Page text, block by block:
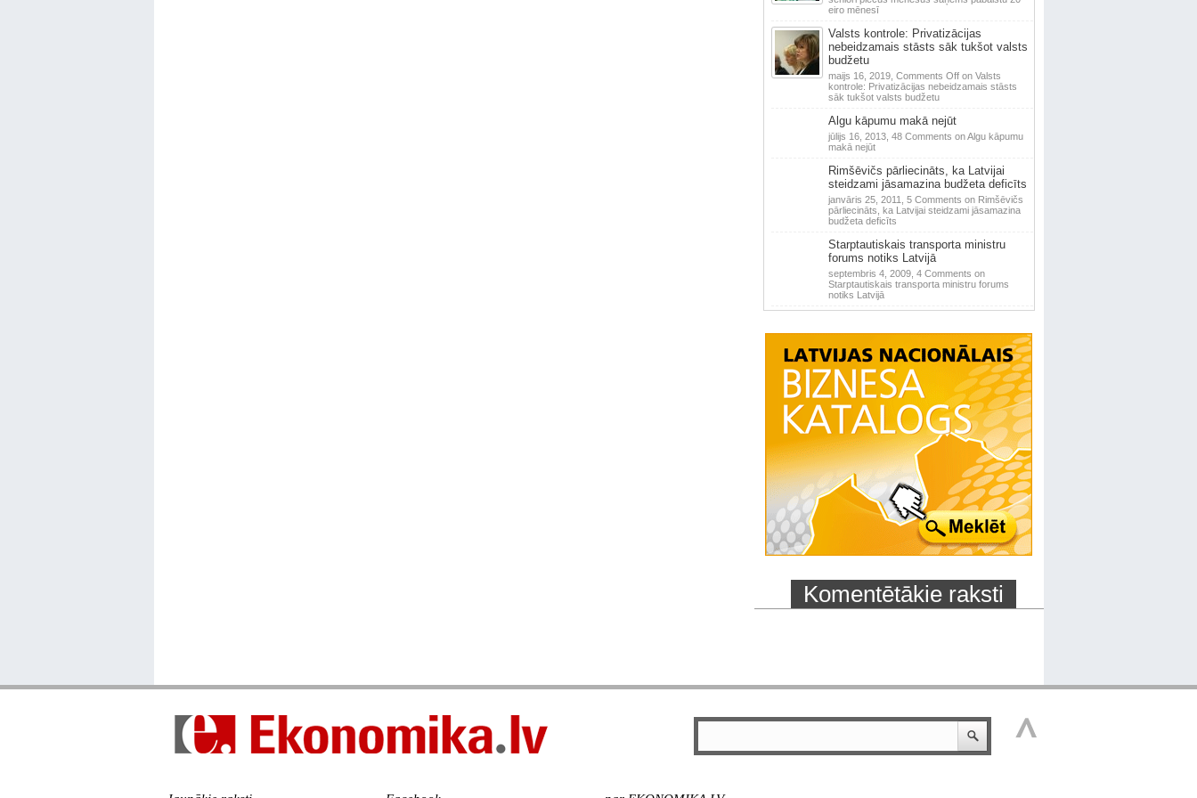
eiro mēnesī
Valsts kontrole: Privatizācijas
nebeidzamais stāsts sāk tukšot valsts
budžetu
maijs 16, 2019, Comments Offon Valsts
kontrole: Privatizācijas nebeidzamais stāsts
sāk tukšot valsts budžetu
Algu kāpumu makā nejūt
jūlijs 16, 2013, 48 Comments on Algu kāpumu
makā nejūt
Rimšēvičs pārliecināts, ka Latvijai
steidzami jāsamazina budžeta deficīts
janvāris 25, 2011, 5 Comments on Rimšēvičs
pārliecināts, ka Latvijai steidzami jāsamazina
budžeta deficīts
Starptautiskais transporta ministru
forums notiks Latvijā
septembris 4, 2009, 4 Comments on
Starptautiskais transporta ministru forums
notiks Latvijā
Komentētākie raksti